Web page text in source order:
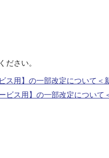
ださい。
ス用】の一部改定について＜
ビス用】の一部改定について